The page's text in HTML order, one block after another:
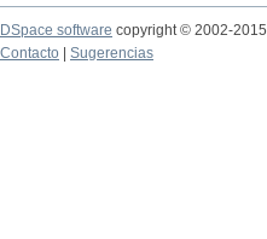
DSpace software copyright © 2002-2015
Contacto
Sugerencias